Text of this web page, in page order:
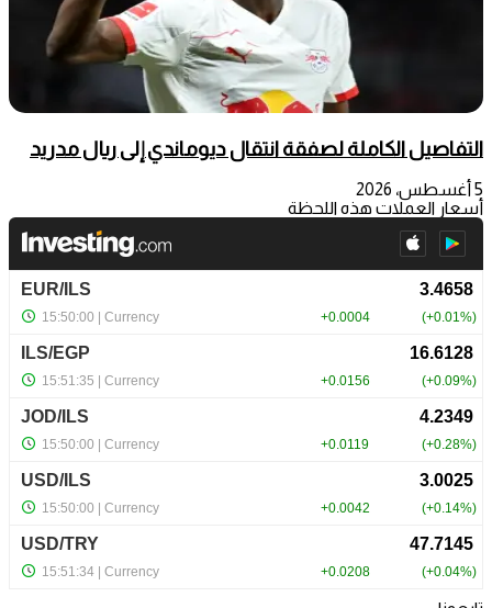
التفاصيل الكاملة لصفقة انتقال ديوماندي إلى ريال مدريد
5 أغسطس، 2026
أسعار العملات هذه اللحظة